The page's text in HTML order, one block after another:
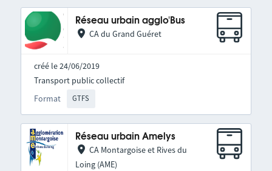
Réseau urbain agglo'Bus
CA du Grand Guéret
créé le 24/06/2019
Format GTFS
Transport public collectif
Réseau urbain Amelys
CA Montargoise et Rives du
Loing (AME)